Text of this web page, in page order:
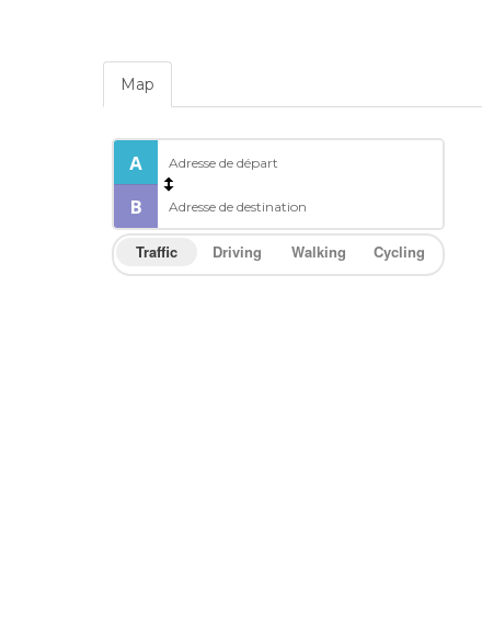
Map
Traffic Driving Walking Cycling